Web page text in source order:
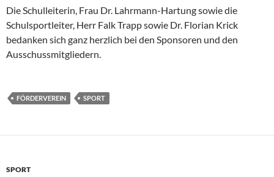
Die Schulleiterin, Frau Dr. Lahrmann-Hartung sowie die
Schulsportleiter, Herr Falk Trapp sowie Dr. Florian Krick
bedanken sich ganz herzlich bei den Sponsoren und den
Ausschussmitgliedern.
FÖRDERVEREIN SPORT
SPORT